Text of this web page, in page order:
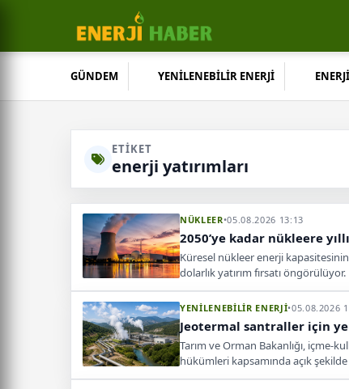
GÜNDEM YENİLENEBİLİR ENERJİ
ETIKET
enerji yatırımları
NÜKLEER•05.08.2026 13:13
2050’ye kadar nükleere
Küresel nükleer enerji kapasitesinin
dolarlık yatırım fırsatı öngörülüyor.
YENİLENEBİLİR ENERJİ•05.08.2026
Jeotermal santraller için
Tarım ve Orman Bakanlığı,
hükümleri kapsamında açık şekilde